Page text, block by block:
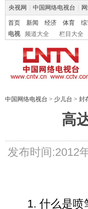
央视网 中国网络电视台
首页 新闻 经济 体育
电视
频道大全 栏目大全
中国网络电视台 > 少儿台 > 封
高
发布时间:2012
1. 什么是喷